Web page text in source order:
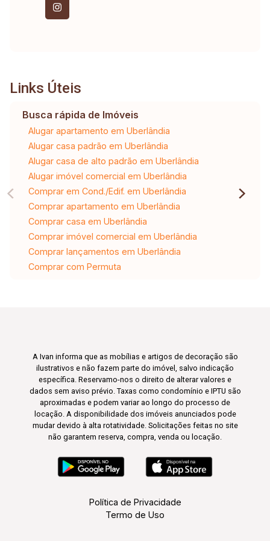
Links Úteis
Busca rápida de Imóveis
Alugar apartamento em Uberlândia
Alugar casa padrão em Uberlândia
Alugar casa de alto padrão em Uberlândia
Alugar imóvel comercial em Uberlândia
Comprar em Cond./Edif. em Uberlândia
Comprar apartamento em Uberlândia
Comprar casa em Uberlândia
Comprar imóvel comercial em Uberlândia
Comprar lançamentos em Uberlândia
Comprar com Permuta
A Ivan informa que as mobílias e artigos de decoração são
ilustrativos e não fazem parte do imóvel, salvo indicação
específica. Reservamo-nos o direito de alterar valores e
dados sem aviso prévio. Taxas como condomínio e IPTU são
aproximadas e podem variar ao longo do processo de
locação. A disponibilidade dos imóveis anunciados pode
mudar devido à alta rotatividade. Solicitações feitas no site
não garantem reserva, compra, venda ou locação.
Política de Privacidade
Termo de Uso